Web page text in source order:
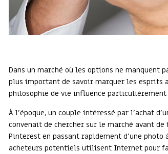
Dans un marché où les options ne manquent
plus important de savoir marquer les esprits
philosophie de vie influence
À l’époque, un couple intéressé par l’achat
convenait de chercher sur le marché avant
Pinterest en passant rapidement d’une
acheteurs potentiels utilisent Internet pour